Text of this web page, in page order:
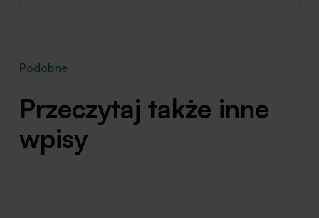
Podobne
Przeczytaj także inne
wpisy